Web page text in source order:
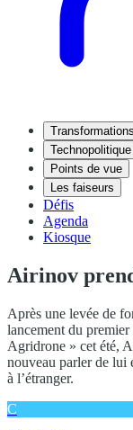
Technopolitique
Points de vue
Les faiseurs
Défis
Agenda
Kiosque
Airinov
Après une levée de
lancement du premier
Agridrone » cet été,
nouveau parler de lui
à l’étranger.
C